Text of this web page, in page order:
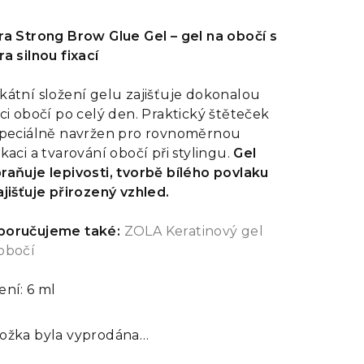
Strong Brow Glue Gel – gel na obočí s
silnou fixací
složení gelu zajišťuje dokonalou
obočí po celý den. Praktický štěteček
navržen pro rovnoměrnou
a tvarování obočí při stylingu. Gel
lepivosti, tvorbě bílého povlaku
přirozený vzhled.
také: ZOLA Keratinový gel
6 ml
byla vyprodána…